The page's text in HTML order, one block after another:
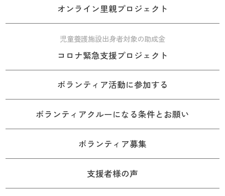
オンライン里親プロジェクト
児童養護施設出身者対象の助成金
コロナ緊急支援プロジェクト
ボランティア活動に参加する
ボランティアクルーになる条件とお願い
ボランティア募集
支援者様の声